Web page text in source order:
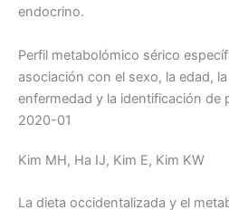
endocrino.
Perfil metabolómico sérico
asociación con el sexo, la edad,
enfermedad y la identificación de
2020-01
Kim MH, Ha IJ, Kim E, Kim KW
La dieta occidentalizada y el